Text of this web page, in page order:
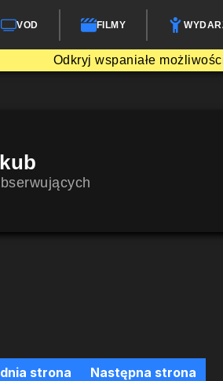
VOD FILMY
Odkryj wspaniałe
strona Następna strona